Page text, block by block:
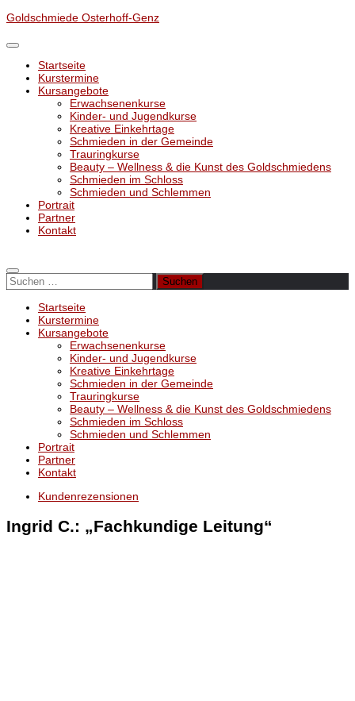
Unter
Inhalt
Goldschmiede Osterhoff-Genz
Startseite
Kurstermine
Kursangebote
Erwachsenenkurse
Kinder- und Jugendkurse
Kreative Einkehrtage
Schmieden in der Gemeinde
Trauringkurse
Beauty – Wellness & die Kunst des Goldschmiedens
Schmieden im Schloss
Schmieden und Schlemmen
Portrait
Partner
Kontakt
Suchen
nach:
Startseite
Kurstermine
Kursangebote
Erwachsenenkurse
Kinder- und Jugendkurse
Kreative Einkehrtage
Schmieden in der Gemeinde
Trauringkurse
Beauty – Wellness & die Kunst des Goldschmiedens
Schmieden im Schloss
Schmieden und Schlemmen
Portrait
Partner
Kontakt
Kundenrezensionen
Ingrid C.: „Fachkundige Leitung“